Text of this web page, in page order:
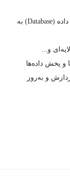
آشنایی با نحوه اتصال منابع اطلاعات، مانند پایگاه داده (Database) به
و...
و به‌روز